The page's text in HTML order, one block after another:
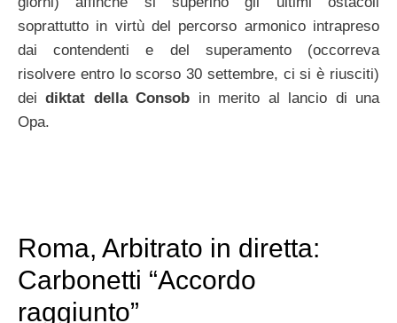
soprattutto in virtù del percorso armonico intrapreso
dai contendenti e del superamento (occorreva
risolvere entro lo scorso 30 settembre, ci si è riusciti)
deidiktat della Consob in merito al lancio di una
Opa.
Roma, Arbitrato in diretta:
Carbonetti “Accordo
raggiunto”